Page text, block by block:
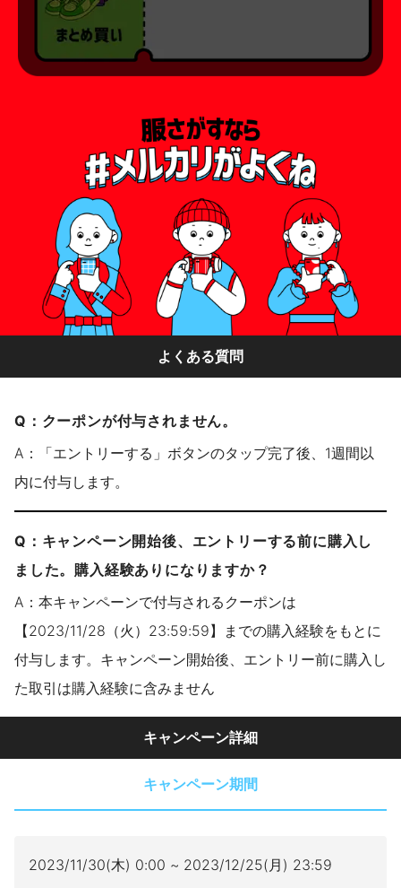
よくある質問
Q：クーポンが付与されません。
A：「エントリーする」ボタンのタップ完了後、1週間以
内に付与します。
Q：キャンペーン開始後、エントリーする前に購入し
ました。購入経験ありになりますか？
A：本キャンペーンで付与されるクーポンは
【2023/11/28（火）23:59:59】までの購入経験をもとに
付与します。キャンペーン開始後、エントリー前に購入し
た取引は購入経験に含みません
キャンペーン詳細
キャンペーン期間
2023/11/30(木) 0:00 ~ 2023/12/25(月) 23:59